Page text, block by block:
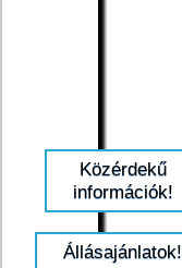
Közérdekű
információk!
Állásajánlatok!